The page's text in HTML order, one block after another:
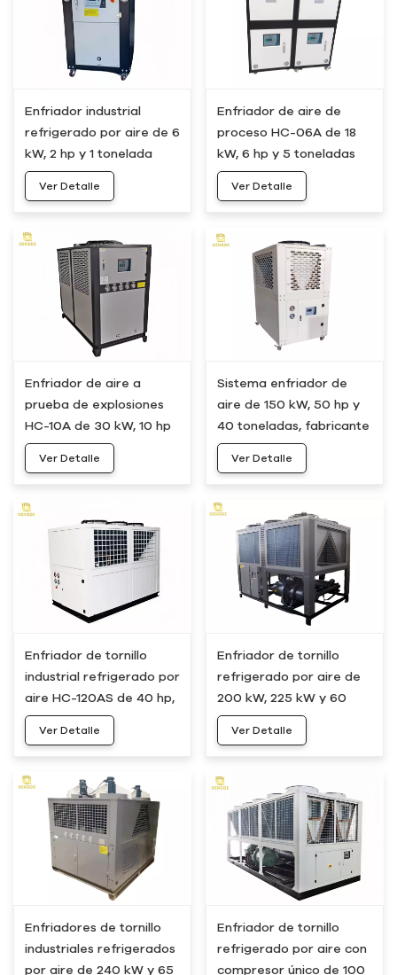
Enfriador industrial
refrigerado por aire de 6
kW, 2 hp y 1 tonelada
HC-02A
Ver Detalle
Enfriador de aire de
proceso HC-06A de 18
kW, 6 hp y 5 toneladas
Ver Detalle
Enfriador de aire a
prueba de explosiones
HC-10A de 30 kW, 10 hp
y 8 toneladas
Ver Detalle
Sistema enfriador de
aire de 150 kW, 50 hp y
40 toneladas, fabricante
HC-50A
Ver Detalle
Enfriador de tornillo
industrial refrigerado por
aire HC-120AS de 40 hp,
120 kW y 30 toneladas
Ver Detalle
Enfriador de tornillo
refrigerado por aire de
200 kW, 225 kW y 60
toneladas HC-225AS
Ver Detalle
Enfriadores de tornillo
industriales refrigerados
por aire de 240 kW y 65
Enfriador de tornillo
refrigerado por aire con
compresor único de 100